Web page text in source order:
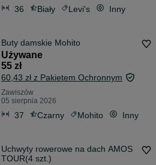
36 Biały Levi's Inny
Buty damskie Mohito
Używane
55 zł
60,43 zł z Pakietem Ochronnym
Zawiszów
05 sierpnia 2026
37 Czarny Mohito Inny
Uchwyty rowerowe na dach AMOS
TOUR(4 szt.)